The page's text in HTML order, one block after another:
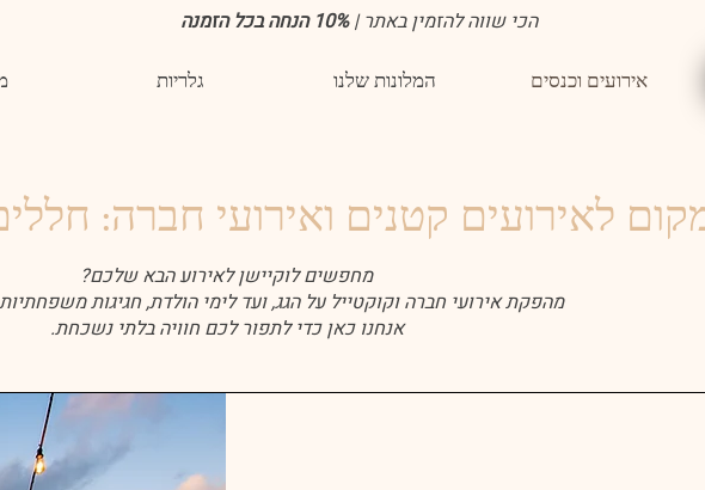
הכי שווה להזמין באתר |10% הנחה בכל הזמנה
גלריות המלונות שלנו אירועים וכנסים
לאירועים קטנים ואירועי חברה:
מחפשים לוקיישן לאירוע הבא שלכם?
מהפקת אירועי חברה וקוקטייל על הגג, ועד לימי הולדת, חגיגות
אנחנו כאן כדי לתפור לכם חוויה בלתי נשכחת.